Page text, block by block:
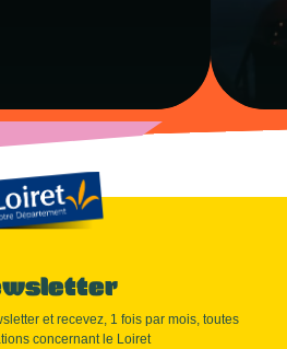
et recevez, 1 fois par mois, toutes
concernant le Loiret